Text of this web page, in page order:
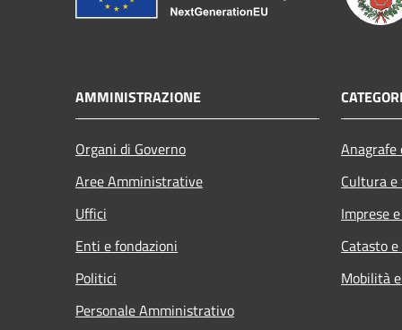
AMMINISTRAZIONE
Organi di Governo
Aree Amministrative
Uffici
Enti e fondazioni
Politici
Personale Amministrativo
Cultura
Imprese
Catasto
Mobilità